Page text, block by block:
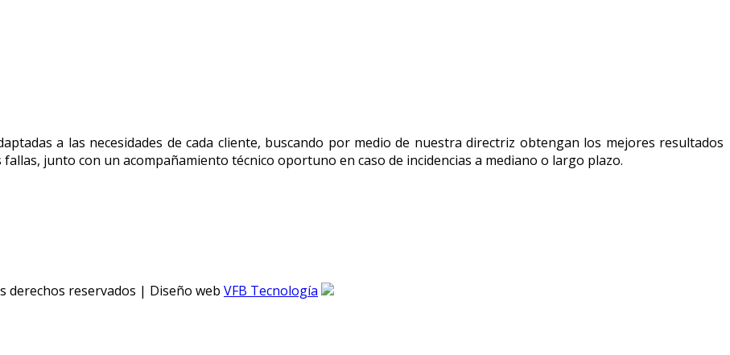
a las necesidades de cada cliente, buscando por medio de nuestra directriz obtengan los mejores resultados
junto con un acompañamiento técnico oportuno en caso de incidencias a mediano o largo plazo.
derechos reservados | Diseño web VFB Tecnología